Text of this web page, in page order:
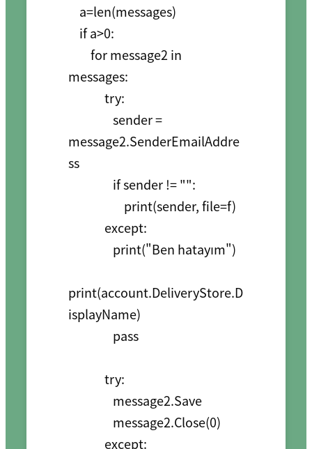
    a=len(messages)
    if a>0:
        for message2 in
messages:
             try:
                sender =
message2.SenderEmailAddre
ss
                if sender != "":
                    print(sender, file=f)
             except:
                print("Ben hatayım")
print(account.DeliveryStore.D
isplayName)
                pass
             try:
                message2.Save
                message2.Close(0)
             except: